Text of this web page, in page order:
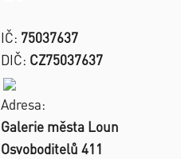
IČ: 75037637
DIČ: CZ75037637
Adresa:
Galerie města Loun
Osvoboditelů 411